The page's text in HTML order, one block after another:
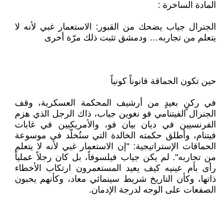
المادة الساخرة :
الجنرال جياب يضحك من القبور: الاستعمار غبي لأنه لا
يتعلم من تجاربه… ودمشق تثبت ذلك مرّة أخرى
حين تكون الحماقة قانوناً كونياً
في ركنٍ بعيدٍ من أرشيف المحكمة العسكرية، وقف
الجنرال الفيتنامي فو نغوين جياب، ذاك الرجل الذي هزم
الفرنسيين في ديان بيان فو، والأمريكيين في غابات
فيتنام، وأطلق حكمته الخالدة التي ستُخلّد في موسوعة
الحماقات الإستراتيجية: "إن الاستعمار غبي لأنه لا يتعلم
من تجاربه". لم يكن جياب فيلسوفاً، بل كان رجلاً عملياً
رأى بأم عينيه كيف يعيد المستعمرون ارتكاب الأخطاء
ذاتها، وكأن التاريخ شريط سينمائي معاد، وكأنهم يحبون
الصفعات على الوجه لدرجة الإدمان.